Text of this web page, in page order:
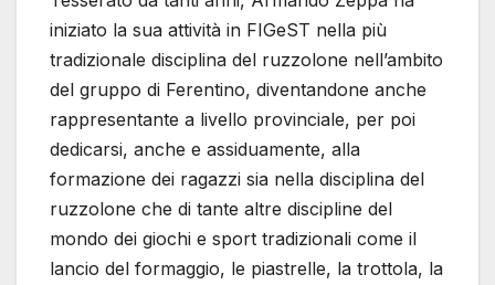
iniziato la sua attività in FIGeST nella più
tradizionale disciplina del ruzzolone nell’ambito
del gruppo di Ferentino, diventandone anche
rappresentante a livello provinciale, per poi
dedicarsi, anche e assiduamente, alla
formazione dei ragazzi sia nella disciplina del
ruzzolone che di tante altre discipline del
mondo dei giochi e sport tradizionali come il
lancio del formaggio, le piastrelle, la trottola, la